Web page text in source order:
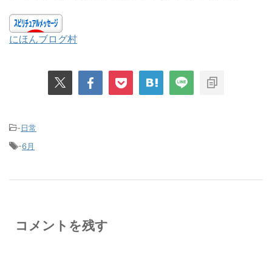
にほんブログ村
-日常
-6月
コメントを残す